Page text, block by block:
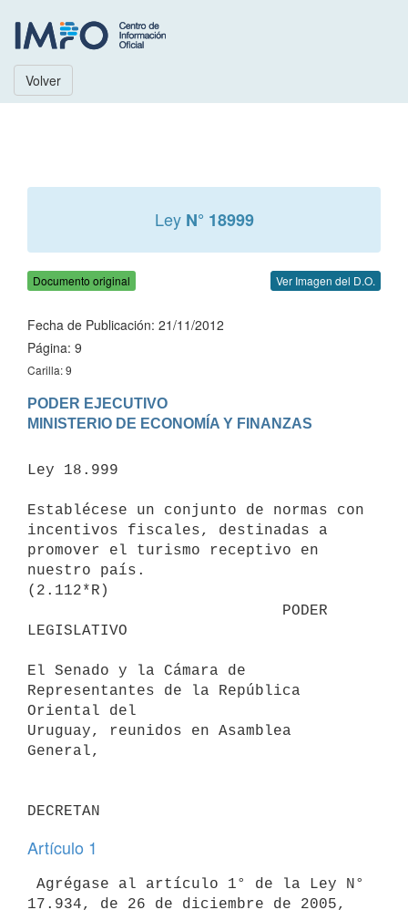
Volver
Ley N° 18999
Documento original Ver Imagen del D.O.
Fecha de Publicación: 21/11/2012
Página: 9
Carilla: 9
PODER EJECUTIVO
Ley 18.999
Establécese un conjunto de normas con
incentivos fiscales, destinadas a
promover el turismo receptivo en
nuestro país.
(2.112*R)
LEGISLATIVO
El Senado y la Cámara de
Representantes de la República
Oriental del
Uruguay, reunidos en Asamblea
General,
Artículo 1
17.934, de 26 de diciembre de 2005,